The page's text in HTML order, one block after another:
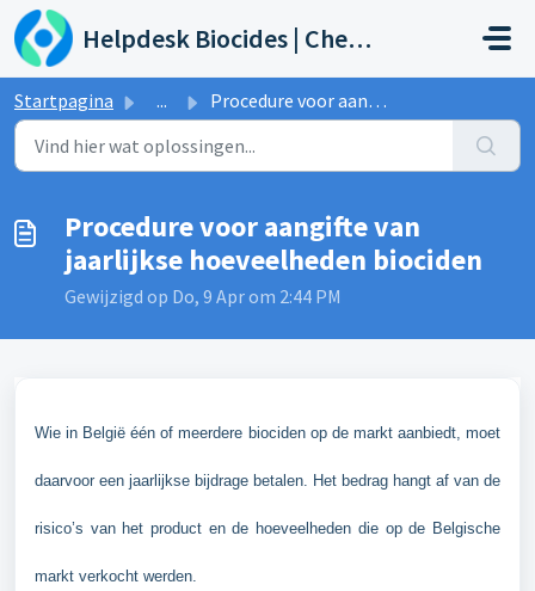
Doorgaan naar hoofdinhoud
Helpdesk Biocides | Chemicals | Products
Startpagina ... Procedure voor aangifte van jaarlijkse hoeveelheden biociden
Procedure voor aangifte van
jaarlijkse hoeveelheden biociden
Gewijzigd op Do, 9 Apr om 2:44 PM
Wie in België één of meerdere biociden op de markt aanbiedt, moet
daarvoor een jaarlijkse bijdrage betalen. Het bedrag hangt af van de
risico’s van het product en de hoeveelheden die op de Belgische
markt verkocht werden.